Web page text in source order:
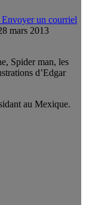
Envoyer un courriel
mars 2013
Spider man, les
d’Edgar
au Mexique.